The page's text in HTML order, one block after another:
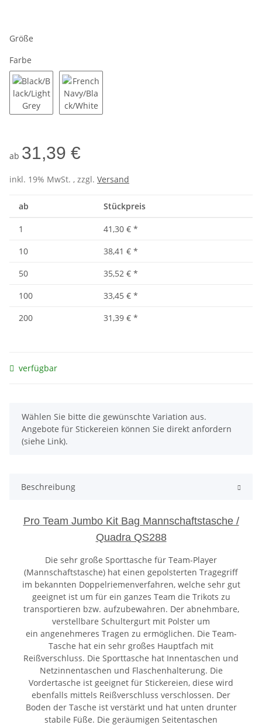
Größe
Farbe
ab 31,39 €
inkl. 19% MwSt. , zzgl. Versand
ab Stückpreis
1 41,30 € *
10
38,41 € *
50
35,52 € *
100
33,45 € *
200
31,39 € *
verfügbar
x
Wählen Sie bitte die gewünschte Variation aus.
Angebote für Stickereien können Sie direkt anfordern
(siehe Link).
Beschreibung
Pro Team Jumbo Kit Bag Mannschaftstasche /
Quadra QS288
Die sehr große Sporttasche für Team-Player
(Mannschaftstasche) hat einen gepolsterten Tragegriff
im bekannten Doppelriemenverfahren, welche sehr gut
geeignet ist um für ein ganzes Team die Trikots zu
transportieren bzw. aufzubewahren. Der abnehmbare,
verstellbare Schultergurt mit Polster um
ein angenehmeres Tragen zu ermöglichen. Die Team-
Tasche hat ein sehr großes Hauptfach mit
Reißverschluss. Die Sporttasche hat Innentaschen und
Netzinnentaschen und Flaschenhalterung. Die
Vordertasche ist geeignet für Stickereien, diese wird
ebenfalls mittels Reißverschluss verschlossen. Der
Boden der Tasche ist verstärkt und hat unten drunter
stabile Füße. Die geräumigen Seitentaschen